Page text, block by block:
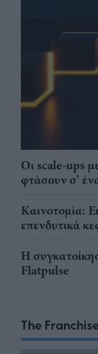
Οι scale-ups
φτάσουν σ'
Καινοτομία:
επενδυτικά
Η
Flatpulse
The